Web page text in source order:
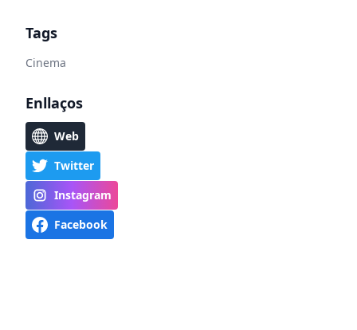
Tags
Cinema
Enllaços
Web
Twitter
Instagram
Facebook